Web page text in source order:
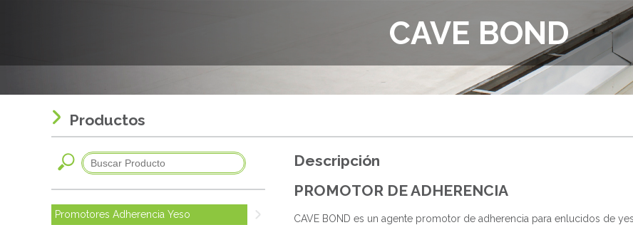
CAVE BOND
Productos
Promotores Adherencia Yeso
Descripción
PROMOTOR DE ADHERENCIA
CAVE BOND es un agente promotor de adherencia para enlucidos de